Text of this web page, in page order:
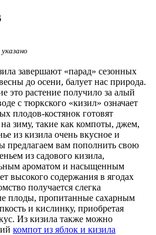
завершают «парад» сезонных
до осени, балует нас природа.
это растение получило за алый
с тюркского «кизил» означает
плодов-костянок готовят
зиму, такие как компоты, джем,
из кизила очень вкусное и
предлагаем вам пополнить свою
из садового кизила,
ароматом и насыщенным
высокого содержания в ягодах
получается слегка
плоды, пропитанные сахарным
и кислинку, приобретая
Из кизила также можно
компот из яблок и кизила